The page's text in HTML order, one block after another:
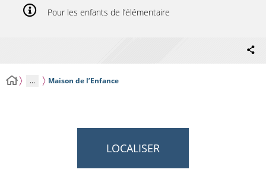
Pour les enfants de l’élémentaire
... Maison de l’Enfance
LOCALISER